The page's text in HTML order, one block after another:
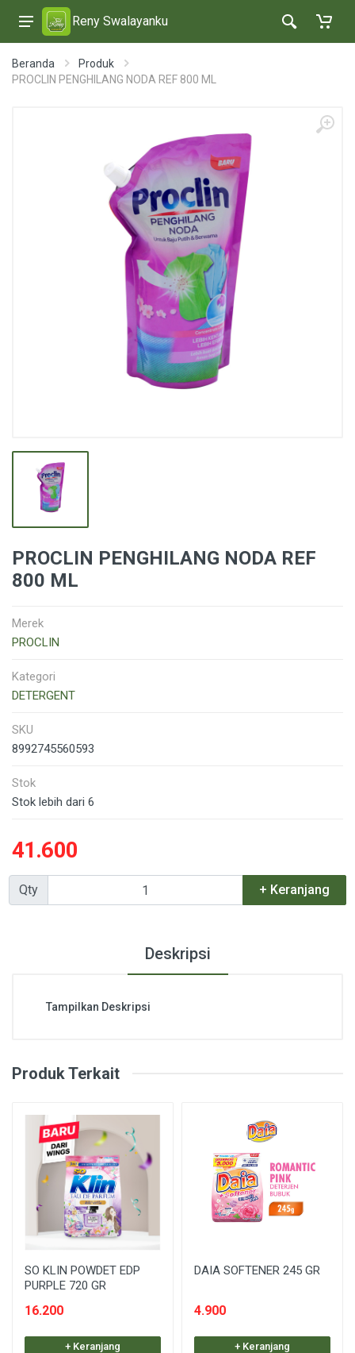
Reny Swalayanku
Beranda
Produk
PROCLIN PENGHILANG NODA REF 800 ML
PROCLIN PENGHILANG NODA REF
800 ML
Merek
PROCLIN
Kategori
DETERGENT
SKU
8992745560593
Stok
Stok lebih dari 6
41.600
Qty + Keranjang
Deskripsi
Tampilkan Deskripsi
Produk Terkait
SO KLIN POWDET EDP
PURPLE 720 GR
16.200
+ Keranjang
DAIA SOFTENER 245 GR
4.900
+ Keranjang